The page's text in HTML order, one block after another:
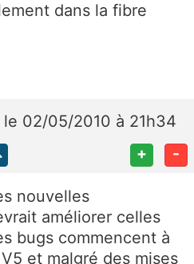
dans la fibre
le 02/05/2010 à 21h34
+ -
nouvelles
améliorer celles
bugs commencent à
et malgré des mises